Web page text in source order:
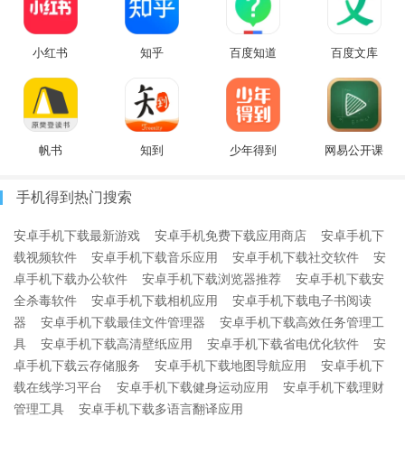
小红书 知乎 百度知道 百度文库
帆书 知到 少年得到 网易公开课
手机得到热门搜索
安卓手机下载最新游戏 安卓手机免费下载应用商店
安卓手机下
载视频软件
安卓手机下载音乐应用 安卓手机下载社交软件
安
卓手机下载办公软件
安卓手机下载浏览器推荐
安卓手机下载安
全杀毒软件
安卓手机下载相机应用
安卓手机下载电子书阅读
器
安卓手机下载最佳文件管理器
安卓手机下载高效任务管理工
具
安卓手机下载高清壁纸应用 安卓手机下载省电优化软件
安
卓手机下载云存储服务
安卓手机下载地图导航应用
安卓手机下
载在线学习平台
安卓手机下载健身运动应用
安卓手机下载理财
管理工具
安卓手机下载多语言翻译应用